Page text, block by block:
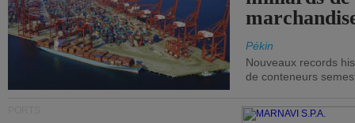
Pékin
Nouveaux records
de conteneurs